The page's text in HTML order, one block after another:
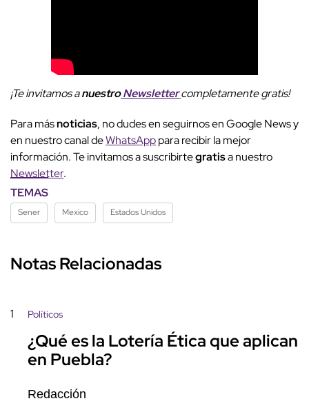
¡Te invitamos anuestroNewslettercompletamente gratis!
Para másnoticias, no dudes en seguirnos en Google News y
en nuestro canal deWhatsApppara recibir la mejor
información. Te invitamos a suscribirtegratisa nuestro
Newsletter.
TEMAS
Sener Mexico Estados Unidos
Notas Relacionadas
1 Políticos
¿Qué es la Lotería Ética que aplican
en Puebla?
Redacción